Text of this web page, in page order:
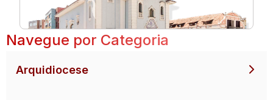
Navegue por Categoria
Arquidiocese